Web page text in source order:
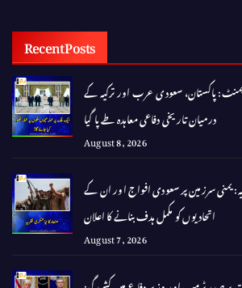
Recent Posts
پاکستان، سعودی عرب اور ترکیہ کے
درمیان تاریخی دفاعی معاہدہ طے پا گیا
August 8, 2026
یمنی سرزمین پر سعودی افواج اور ان کے
اتحادیوں کو مکمل ہدف بنانے کا اعلان
August 7, 2026